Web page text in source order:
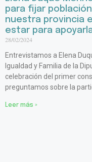
para fijar
nuestra provincia
estar para
28/02/2024
Entrevistamos a Elena
Igualdad y Familia de la
celebración del primer
preguntamos sobre la
Leer más »